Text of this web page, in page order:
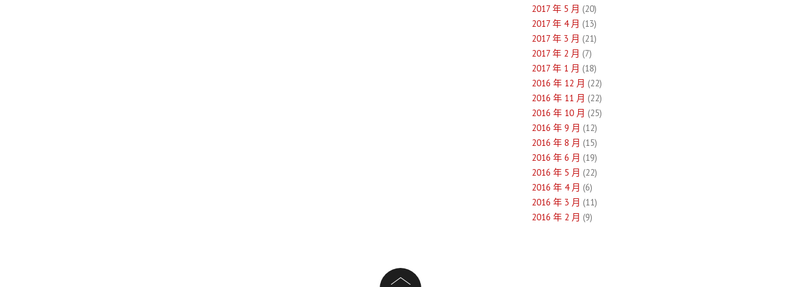
2017 年 5 月 (20)
2017 年 4 月 (13)
2017 年 3 月 (21)
2017 年 2 月 (7)
2017 年 1 月 (18)
2016 年 12 月 (22)
2016 年 11 月 (22)
2016 年 10 月 (25)
2016 年 9 月 (12)
2016 年 8 月 (15)
2016 年 6 月 (19)
2016 年 5 月 (22)
2016 年 4 月 (6)
2016 年 3 月 (11)
2016 年 2 月 (9)